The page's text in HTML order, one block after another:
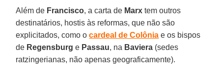
Além de Francisco, a carta de Marx tem outros
destinatários, hostis às reformas, que não são
explicitados, como ocardeal de Colônia e os bispos
de Regensburg e Passau, na Baviera (sedes
ratzingerianas, não apenas geograficamente).